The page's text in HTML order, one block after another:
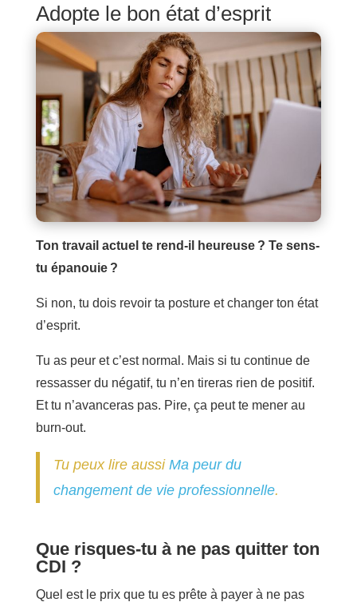
Adopte le bon état d’esprit
Ton travail actuel te rend-il heureuse ? Te sens-
tu épanouie ?
Si non, tu dois revoir ta posture et changer ton état
d’esprit.
Tu as peur et c’est normal. Mais si tu continue de
ressasser du négatif, tu n’en tireras rien de positif.
Et tu n’avanceras pas. Pire, ça peut te mener au
burn-out.
Tu peux lire aussiMa peur du
changement de vie professionnelle.
Que risques-tu à ne pas quitter ton
CDI ?
Quel est le prix que tu es prête à payer à ne pas